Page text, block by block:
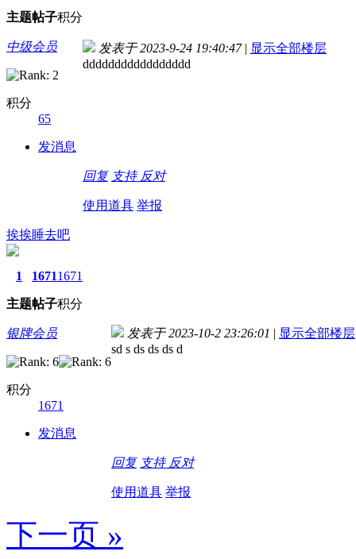
主题帖子积分
中级会员
积分
65
发消息
发表于 2023-9-24 19:40:47 | 显示全部楼层
ddddddddddddddddd
回复 支持 反对
使用道具 举报
挨挨睡去吧
1
主题
1671
帖子
1671
积分
银牌会员
积分
1671
发消息
发表于 2023-10-2 23:26:01 | 显示全部楼层
sd s ds ds ds d
回复 支持 反对
使用道具 举报
下一页 »